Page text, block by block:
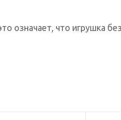
означает, что игрушка